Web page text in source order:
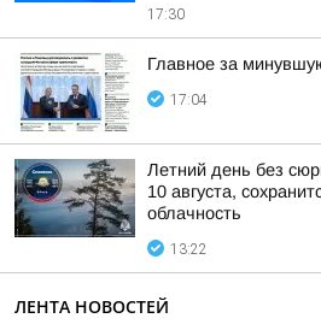
17:30
Главное за
17:04
Летний день без
10 августа,
облачность
13:22
ЛЕНТА НОВОСТЕЙ